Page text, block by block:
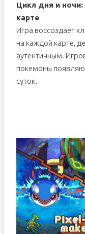
Цикл дня и
карте
Игра воссоздаёт
на каждой карте,
аутентичным.
покемоны
суток.